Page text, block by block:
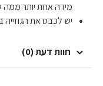
מידה אחת יותר
יש לכבס את הגוזייה
חוות דעת (0)